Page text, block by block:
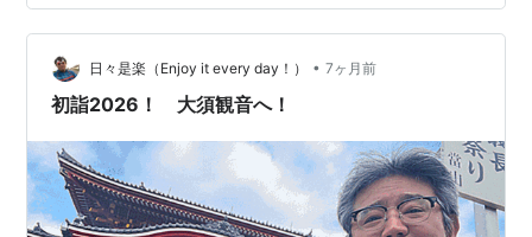
です。 眼球に直に装着するなんて⋯ そしてなんと言って
も、 付けたまま寝そうなんですね。 ズボラ全開。 自分
を変えるきっかけになればこれ幸い。 ある意味本当の
「仕事初め」は、 コンタクトデビューなのかも？ 以上。
日々是楽（Enjoy it every day！） • 7ヶ月前
初詣2026！ 大須観音へ！